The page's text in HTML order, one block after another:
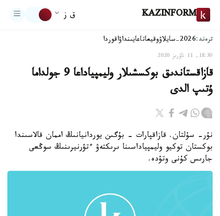
KAZINFORM ق ز
ترەند:2026-سايلاۋ وقيعاتاعايىنداۋاقوردا
18:30, 11 ناۋرىز 2020
قازاقستاندىق بوكسشىلار وليمپياداعا 9 جولداما
ۇتىپ الدى
نۇر- سۇلتان. قازاقپارات - بۇگىن يوردانيانىڭ اممان قالاسىندا
بوكستان توكيو وليمپياداسىنا ىرىكتەۋ ءتۋرنيرىنىڭ سوڭعى
جارىس كۇنى وتۋدە.